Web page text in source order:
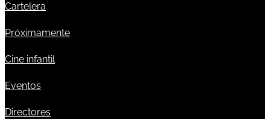
Cartelera
Próximamente
Cine infantil
Eventos
Directores